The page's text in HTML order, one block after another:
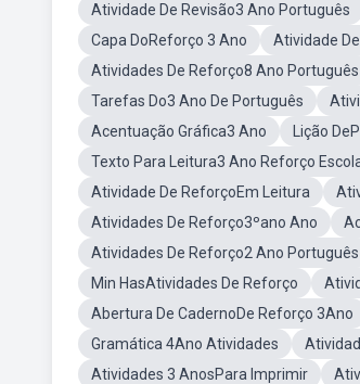
Atividade De Revisão3 Ano Português
Capa DoReforço 3 Ano
Atividade
Atividades De Reforço8 Ano Português
Tarefas Do3 Ano De Português
Acentuação Gráfica3 Ano
Lição
Texto Para Leitura3 Ano Reforço
Atividade De ReforçoEm Leitura
Atividades De Reforço3ºano Ano
Atividades De Reforço2 Ano Português
Min HasAtividades De Reforço
Abertura De CadernoDe Reforço 3Ano
Gramática 4Ano Atividades
Atividades 3 AnosPara Imprimir